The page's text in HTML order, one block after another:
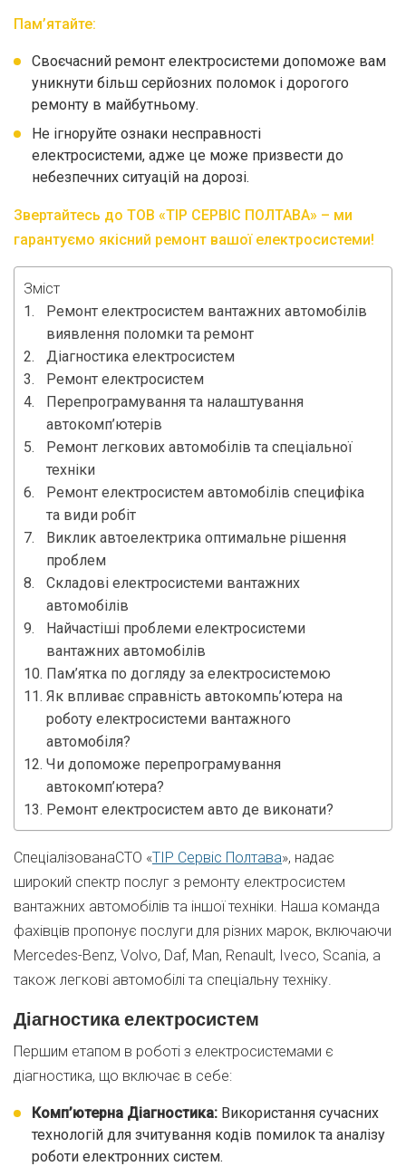
Пам’ятайте:
Своєчасний ремонт електросистеми допоможе вам
уникнути більш серйозних поломок і дорогого
ремонту в майбутньому.
Не ігноруйте ознаки несправності
електросистеми, адже це може призвести до
небезпечних ситуацій на дорозі.
Звертайтесь до ТОВ «ТІР СЕРВІС ПОЛТАВА» – ми
гарантуємо якісний ремонт вашої електросистеми!
Зміст
Ремонт електросистем вантажних автомобілів
виявлення поломки та ремонт
Діагностика електросистем
Ремонт електросистем
Перепрограмування та налаштування
автокомп’ютерів
Ремонт легкових автомобілів та спеціальної
техніки
Ремонт електросистем автомобілів специфіка
та види робіт
Виклик автоелектрика оптимальне рішення
проблем
Складові електросистеми вантажних
автомобілів
Найчастіші проблеми електросистеми
вантажних автомобілів
Пам’ятка по догляду за електросистемою
Як впливає справність автокомпь’ютера на
роботу електросистеми вантажного
автомобіля?
Чи допоможе перепрограмування
автокомп’ютера?
Ремонт електросистем авто де виконати?
СпеціалізованаСТО «ТІР Сервіс Полтава», надає
широкий спектр послуг з ремонту електросистем
вантажних автомобілів та іншої техніки. Наша команда
фахівців пропонує послуги для різних марок, включаючи
Merсedes-Benz, Volvo, Daf, Man, Renault, Iveco, Scania, а
також легкові автомобілі та спеціальну техніку.
Діагностика електросистем
Першим етапом в роботі з електросистемами є
діагностика, що включає в себе:
Комп’ютерна Діагностика: Використання сучасних
технологій для зчитування кодів помилок та аналізу
роботи електронних систем.